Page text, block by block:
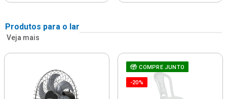
Produtos para o lar
Veja mais
COMPRE JUNTO
-20%